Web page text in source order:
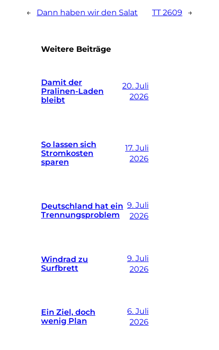
← Dann haben wir den Salat TT 2609 →
Weitere Beiträge
Damit der
Pralinen-Laden
bleibt
20. Juli
2026
So lassen sich
Stromkosten
sparen
17. Juli
2026
Deutschland hat ein
Trennungsproblem
9. Juli
2026
Windrad zu
Surfbrett
9. Juli
2026
Ein Ziel, doch
wenig Plan
6. Juli
2026